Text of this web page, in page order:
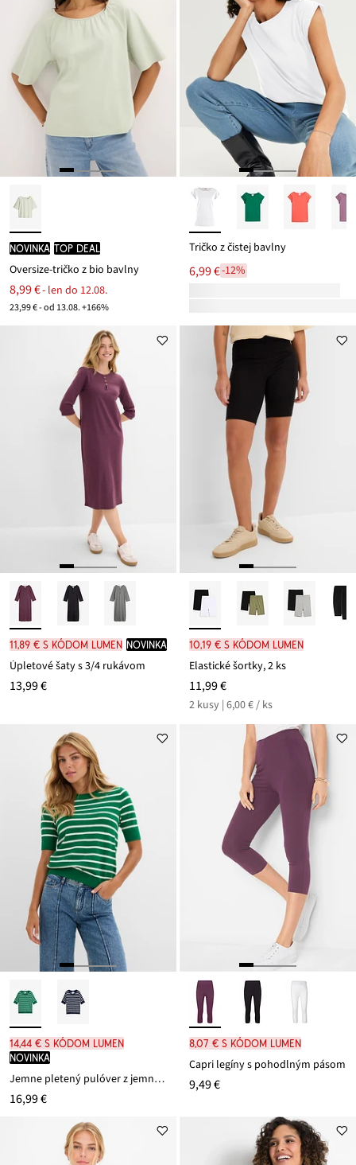
novinka TOP DEAL
Oversize-tričko z bio bavlny
8,99 €- len do 12.08.
23,99 € - od 13.08. +166%
Tričko z čistej bavlny
6,99 €-12%
11,89 € s kódom LUMEN novinka
Úpletové šaty s 3/4 rukávom
13,99 €
10,19 € s kódom LUMEN
Elastické šortky, 2 ks
11,99 €
2 kusy | 6,00 € / ks
14,44 € s kódom LUMEN
novinka
Jemne pletený pulóver z jemného viskózového mixu
16,99 €
8,07 € s kódom LUMEN
Capri legíny s pohodlným pásom
9,49 €